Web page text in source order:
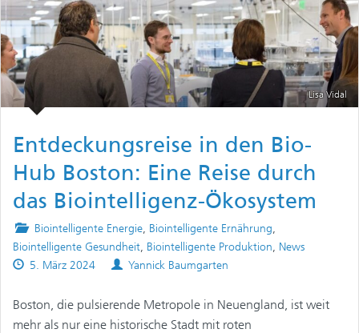
Lisa Vidal
Entdeckungsreise in den Bio-
Hub Boston: Eine Reise durch
das Biointelligenz-Ökosystem
Posted
in
Biointelligente Energie, Biointelligente Ernährung,
Biointelligente Gesundheit, Biointelligente Produktion, News
Published
5. März 2024 Authors
Yannick Baumgarten
Boston, die pulsierende Metropole in Neuengland, ist weit
mehr als nur eine historische Stadt mit roten